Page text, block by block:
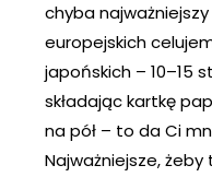
chyba
europejskich
japońskich – 10–15
składając kartkę
na pół – to da Ci
Najważniejsze,